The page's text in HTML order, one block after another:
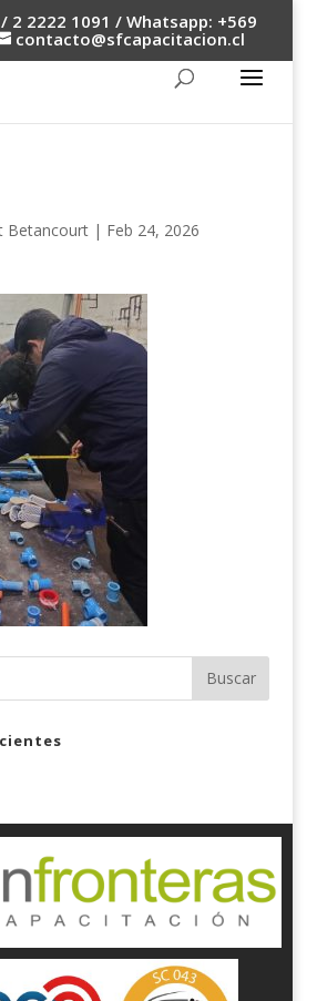
2 2222 1091 / Whatsapp: +569
contacto@sfcapacitacion.cl
Betancourt| Feb 24, 2026